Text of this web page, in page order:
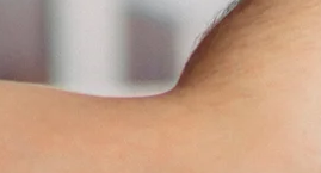
льготного